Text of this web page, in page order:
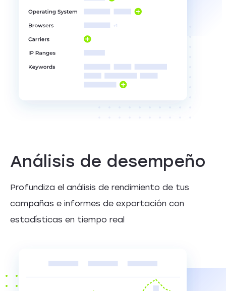
Análisis de desempeño
Profundiza el análisis de rendimiento de tus
campañas e informes de exportación con
estadísticas en tiempo real